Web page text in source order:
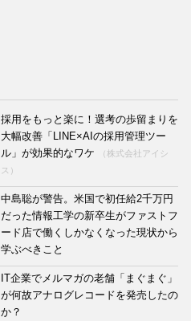
採用をもっと楽に！選考の歩留まりを
大幅改善「LINE×AIの採用管理ツー
ル」が効果的なワケ
（株式会社アイシ
ス）
中島聡が警告。米国で初任給2千万円
だった情報工学の新卒生がファストフ
ード店で働くしかなくなった現状から
学ぶべきこと
IT企業でメルマガの老舗「まぐまぐ」
が何故アナログレコードを発売したの
か？